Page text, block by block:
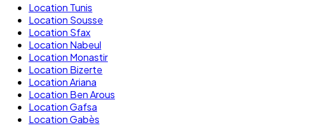
Location Tunis
Location Sousse
Location Sfax
Location Nabeul
Location Monastir
Location Bizerte
Location Ariana
Location Ben Arous
Location Gafsa
Location Gabès